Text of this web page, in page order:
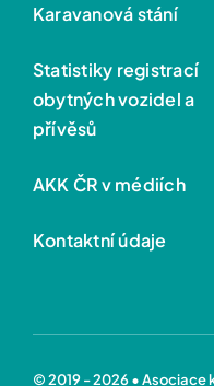
Karavanová stání
Statistiky registrací
obytných vozidel a
přívěsů
AKK ČR v médiích
Kontaktní údaje
© 2019 - 2026 • Asociace